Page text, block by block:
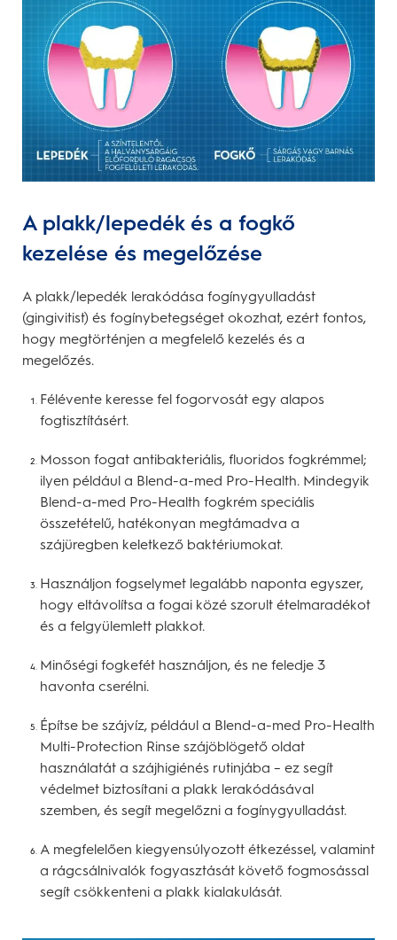
A plakk/lepedék és a fogkő
kezelése és megelőzése
A plakk/lepedék lerakódása fogínygyulladást
(gingivitist) és fogínybetegséget okozhat, ezért fontos,
hogy megtörténjen a megfelelő kezelés és a
megelőzés.
Félévente keresse fel fogorvosát egy alapos
fogtisztításért.
Mosson fogat antibakteriális, fluoridos fogkrémmel;
ilyen például a Blend-a-med Pro-Health. Mindegyik
Blend-a-med Pro-Health fogkrém speciális
összetételű, hatékonyan megtámadva a
szájüregben keletkező baktériumokat.
Használjon fogselymet legalább naponta egyszer,
hogy eltávolítsa a fogai közé szorult ételmaradékot
és a felgyülemlett plakkot.
Minőségi fogkefét használjon, és ne feledje 3
havonta cserélni.
Építse be szájvíz, például a Blend-a-med Pro-Health
Multi-Protection Rinse szájöblögető oldat
használatát a szájhigiénés rutinjába – ez segít
védelmet biztosítani a plakk lerakódásával
szemben, és segít megelőzni a fogínygyulladást.
A megfelelően kiegyensúlyozott étkezéssel, valamint
a rágcsálnivalók fogyasztását követő fogmosással
segít csökkenteni a plakk kialakulását.